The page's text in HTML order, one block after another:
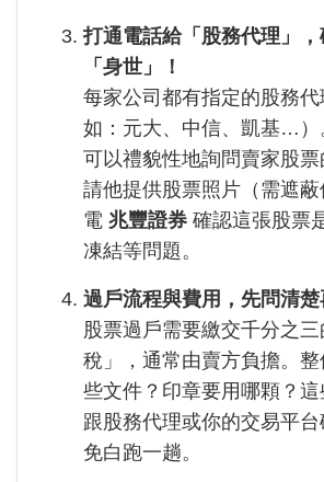
打通電話給「股務代理」
「身世」！
每家公司都有指定的股務代
如：元大、中信、凱基…）
可以禮貌性地詢問賣家股
請他提供股票照片（需遮
電 兆豐證券 確認這張股票
凍結等問題。
過戶流程與費用，先問清楚
股票過戶需要繳交千分之
稅」，通常由賣方負擔。
些文件？印章要用哪顆？
跟股務代理或你的交易平
免白跑一趟。